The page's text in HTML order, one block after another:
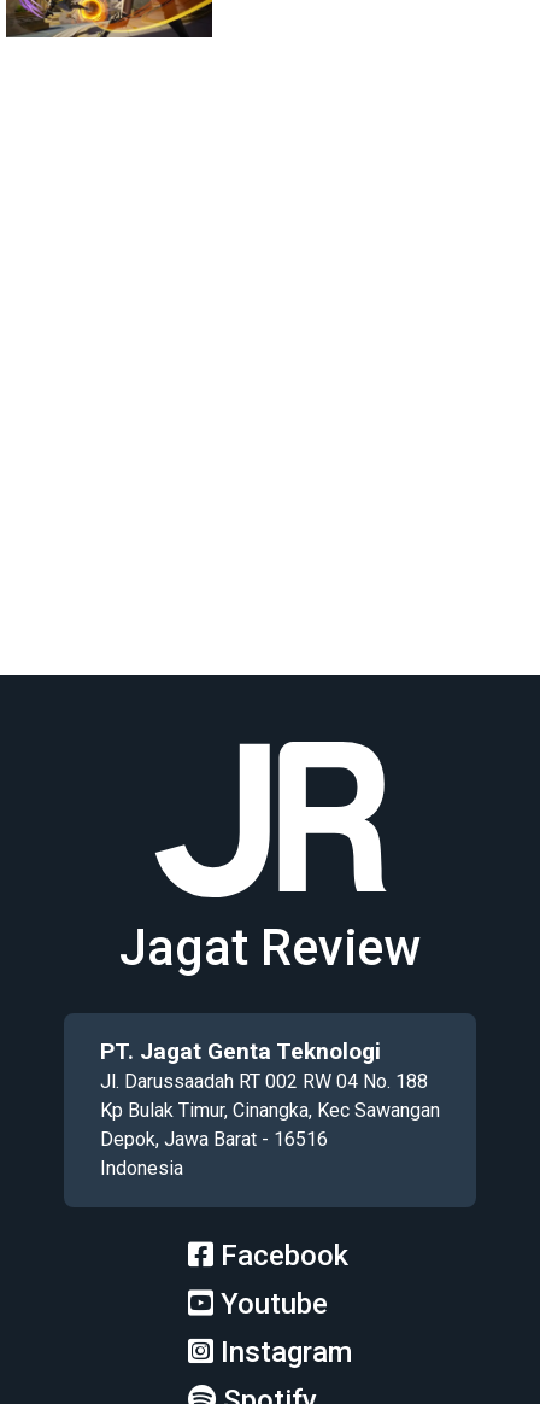
Jagat Review
PT. Jagat Genta Teknologi
Jl. Darussaadah RT 002 RW 04 No. 188
Kp Bulak Timur, Cinangka, Kec Sawangan
Depok, Jawa Barat - 16516
Indonesia
Facebook
Youtube
Instagram